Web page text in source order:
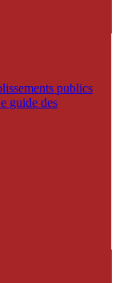
publics
guide des